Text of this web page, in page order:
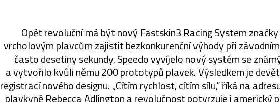
Opět revoluční má být nový Fastskin3 Racing System
vrcholovým plavcům zajistit bezkonkurenční výhody při
často desetiny sekundy. Speedo vyvíjelo nový systém se
a vytvořilo kvůli němu 200 prototypů plavek. Výsledkem je
registrací nového designu. „Cítím rychlost, cítím sílu,“ říká na